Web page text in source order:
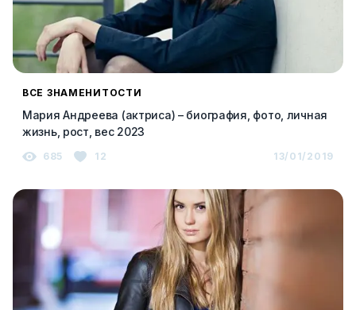
ВСЕ ЗНАМЕНИТОСТИ
Мария Андреева (актриса) – биография, фото, личная
жизнь, рост, вес 2023
685 12 13/01/2019